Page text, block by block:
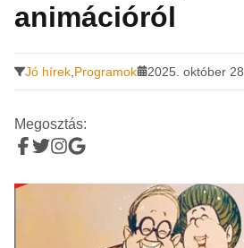
animációról
Jó hírek Programok 2025. október 28.
Megosztás: